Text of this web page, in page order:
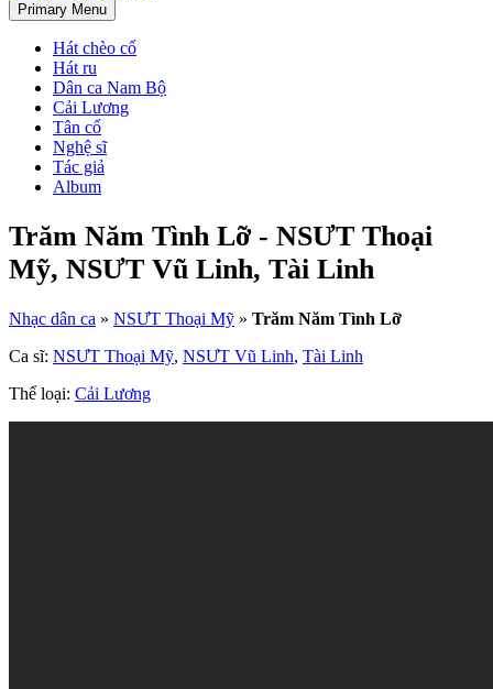
Primary Menu
Hát chèo cổ
Hát ru
Dân ca Nam Bộ
Cải Lương
Tân cổ
Nghệ sĩ
Tác giả
Album
Trăm Năm Tình Lỡ - NSƯT Thoại
Mỹ, NSƯT Vũ Linh, Tài Linh
Nhạc dân ca » NSƯT Thoại Mỹ » Trăm Năm Tình Lỡ
Ca sĩ: NSƯT Thoại Mỹ, NSƯT Vũ Linh, Tài Linh
Thể loại: Cải Lương